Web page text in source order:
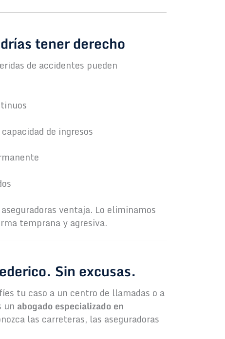
tener derecho
de accidentes pueden
de ingresos
ventaja. Lo eliminamos
temprana y agresiva.
Sin excusas.
tu caso a un centro de llamadas o a
un abogado especializado en
las carreteras, las aseguradoras